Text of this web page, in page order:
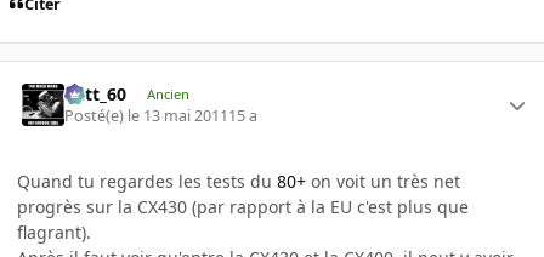
Citer
Batt_60 Ancien
Posté(e) le 13 mai 201115 a
Quand tu regardes les tests du 80+ on voit un très net
progrès sur la CX430 (par rapport à la EU c'est plus que
flagrant).